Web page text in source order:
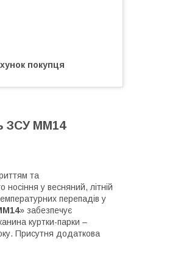
покупця
ЗСУ МM14
та
у весняний, літній
перепадів у
» забезпечує
куртки-парки –
Присутня додаткова